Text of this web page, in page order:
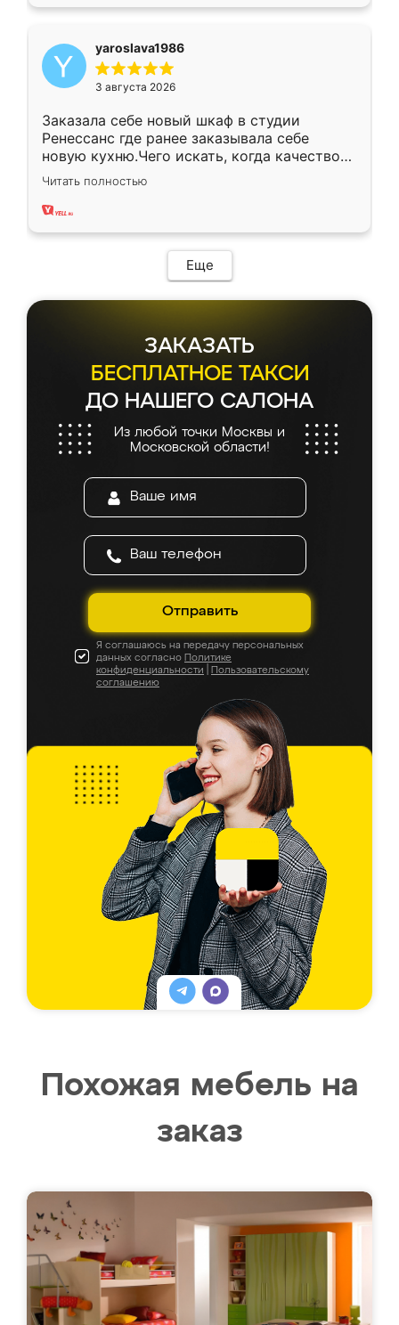
yaroslava1986
3 августа 2026
Заказала себе новый шкаф в студии
Ренессанс где ранее заказывала себе
новую кухню.Чего искать, когда качеством
вполне довольна. Служит кухня уже почти
два года, нареканий нет.
Читать полностью
Еще
ЗАКАЗАТЬ
БЕСПЛАТНОЕ ТАКСИ
ДО НАШЕГО САЛОНА
Из любой точки Москвы и
Московской области!
Отправить
Я соглашаюсь на передачу персональных
данных согласно Политике
конфиденциальности
Пользовательскому
соглашению
Похожая мебель на
заказ